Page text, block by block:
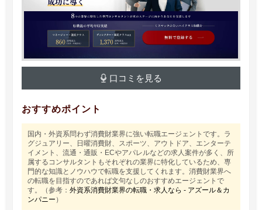
口コミを見る
おすすめポイント
国内・外資系問わず消費財業界に強い転職エージェントです。ラ
グジュアリー、日曜消費財、スポーツ、アウトドア、エンターテ
イメント、流通・通販・ECやアパレルなどの求人案件が多く、所
属するコンサルタントもそれぞれの業界に特化しているため、専
門的な知識とノウハウで転職を支援してくれます。消費財業界へ
の転職を目指すのであれば文句なしのおすすめエージェントで
す。（参考：外資系消費財業界の転職・求人なら - アズール＆カ
ンパニー ）